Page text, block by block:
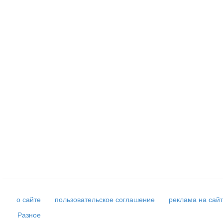
о сайте пользовательское соглашение
реклама на
Разное